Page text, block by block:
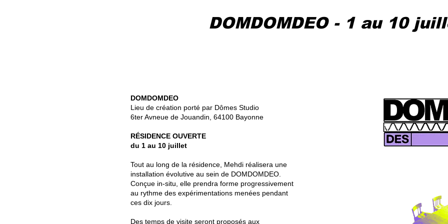
DOMDOMDEO - 1 au 10
DOMDOMDEO
Lieu de création porté par Dômes Studio
6ter Avneue de Jouandin, 64100 Bayonne
RÉSIDENCE OUVERTE
du 1 au 10 juillet
Tout au long de la résidence, Mehdi réalisera une
installation évolutive au sein de DOMDOMDEO.
Conçue in-situ, elle prendra forme progressivement
au rythme des expérimentations menées pendant
ces dix jours.
Des temps de visite seront proposés aux